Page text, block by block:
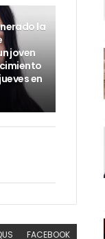
la
joven
en
FACEBOOK